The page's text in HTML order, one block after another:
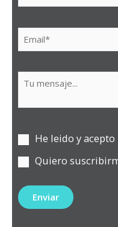
He leido y acepto
Quiero